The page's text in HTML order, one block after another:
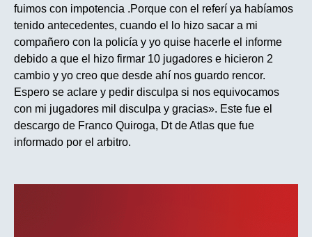
fuimos con impotencia .Porque con el referí ya habíamos
tenido antecedentes, cuando el lo hizo sacar a mi
compañero con la policía y yo quise hacerle el informe
debido a que el hizo firmar 10 jugadores e hicieron 2
cambio y yo creo que desde ahí nos guardo rencor.
Espero se aclare y pedir disculpa si nos equivocamos
con mi jugadores mil disculpa y gracias». Este fue el
descargo de Franco Quiroga, Dt de Atlas que fue
informado por el arbitro.